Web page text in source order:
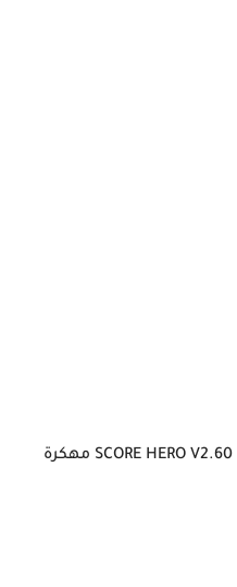
تحميل لعبة كرت القدم الشهيرة SCORE HERO V2.60 مهكرة